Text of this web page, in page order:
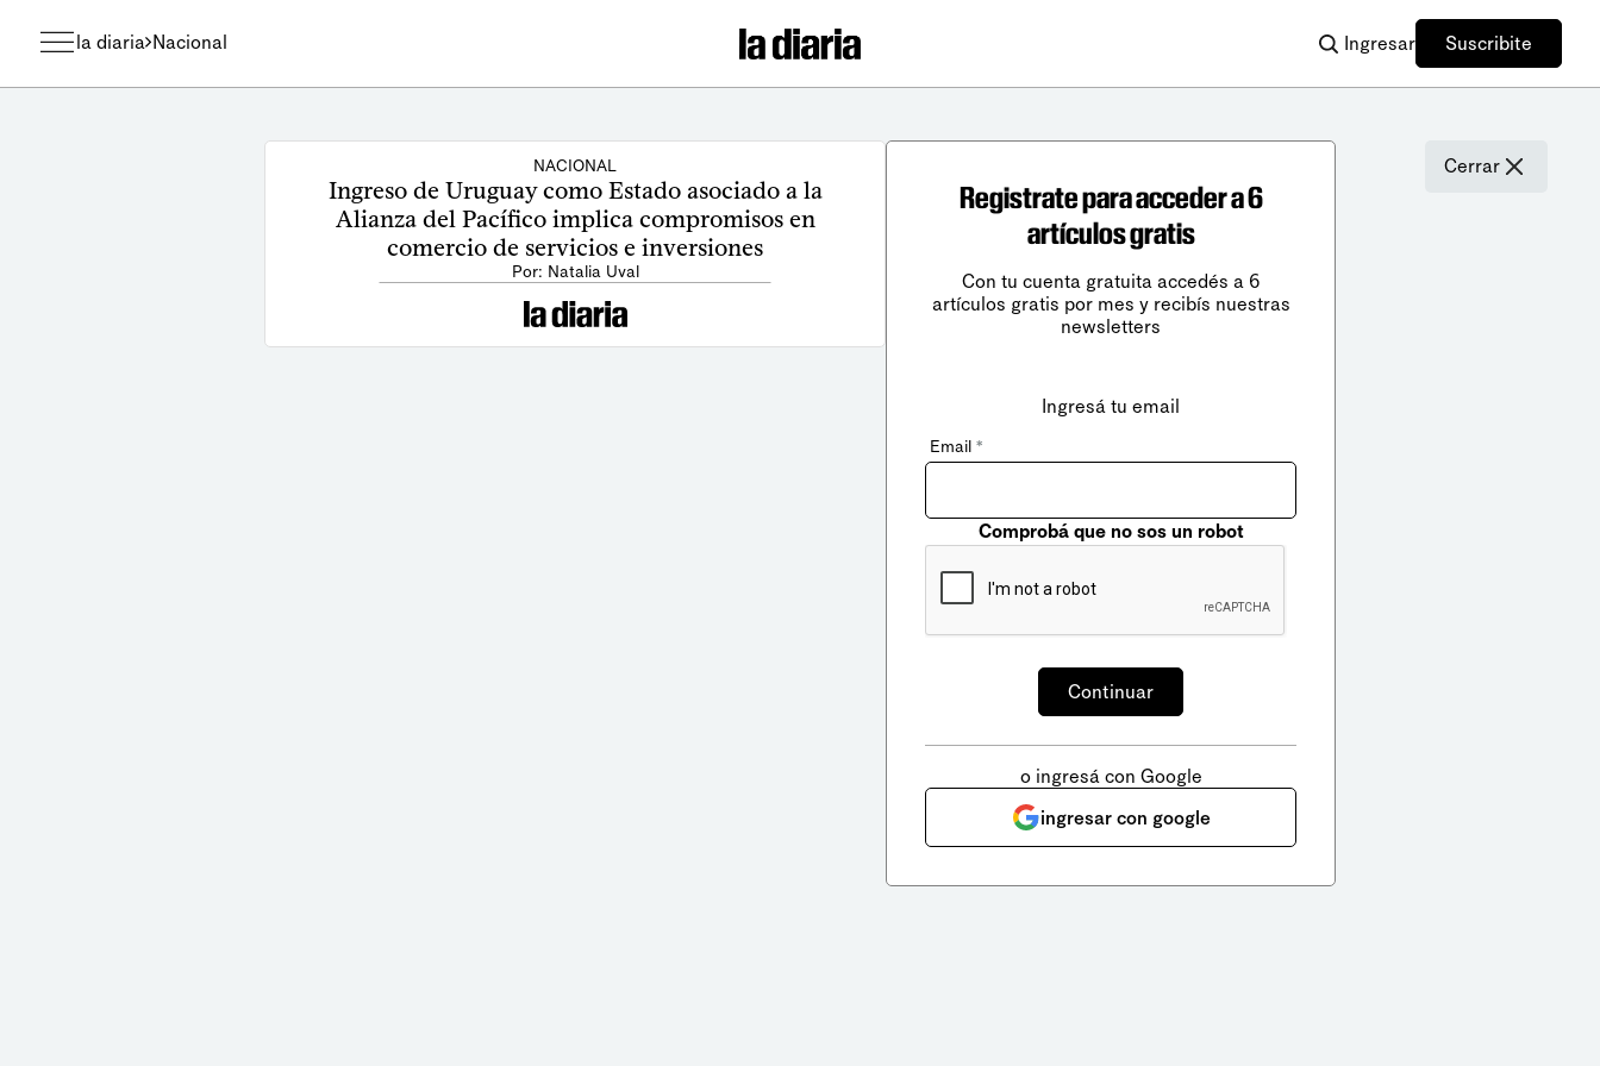
la diaria Nacional Ingresar Suscribite
NACIONAL
Ingreso de Uruguay como Estado asociado a la
Alianza del Pacífico implica compromisos en
comercio de servicios e inversiones
Por: Natalia Uval
Cerrar
Registrate para acceder a 6
artículos gratis
Con tu cuenta gratuita accedés a 6
artículos gratis por mes y recibís nuestras
newsletters
Ingresá tu email
Email *
Comprobá que no sos un robot
o ingresá con Google
ingresar con google